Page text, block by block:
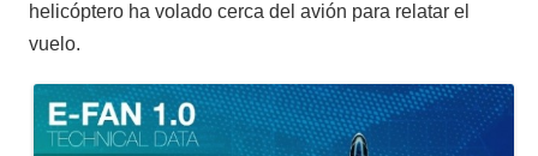
helicóptero ha volado cerca del avión para relatar el
vuelo.